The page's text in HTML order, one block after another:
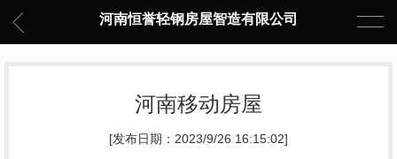
河南恒誉轻钢房屋智造有限公司
河南移动房屋
[发布日期：2023/9/26 16:15:02]